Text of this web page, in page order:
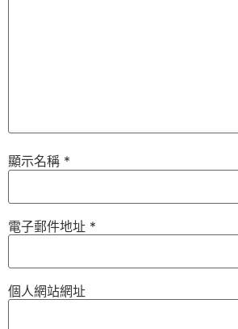
顯示名稱 *
電子郵件地址 *
個人網站網址